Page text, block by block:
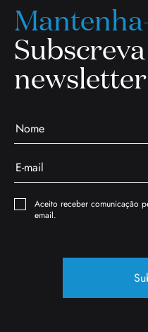
Aceito receber comunicação
email.